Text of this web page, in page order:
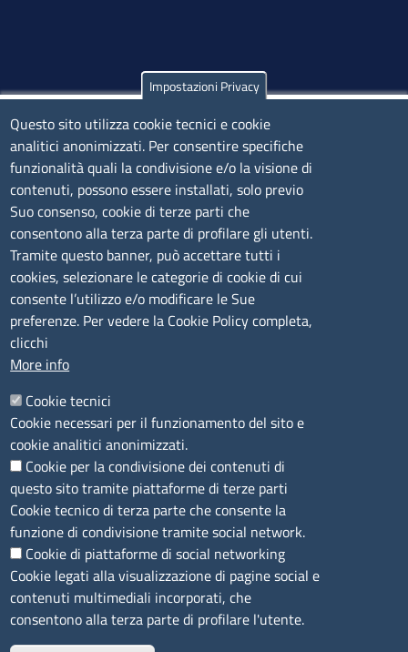
Olbia
Via Nanni 43 - 07026 Olbia
Tel. 0789 66122 | 0789 69580
mail:ufficio.olbia@ss.camcom.it
lunedì al venerdì: 9,00 - 12,00; lunedì pomeriggio: 16,00
- 17,00
CONTATTI
Camera di Commercio, Industria, Artigianato e
Agricoltura di Sassari
P.IVA01047570906
Codice Fiscale 80000930901
Codice Univoco per le fatture elettroniche
LINK UTILI
Segnalazione di illecito
Amministrazione Trasparente
Accesso riservato
Impostazioni Privacy
Questo sito utilizza cookie tecnici e cookie
analitici anonimizzati. Per consentire specifiche
funzionalità quali la condivisione e/o la visione di
contenuti, possono essere installati, solo previo
Suo consenso, cookie di terze parti che
consentono alla terza parte di profilare gli utenti.
Tramite questo banner, può accettare tutti i
cookies, selezionare le categorie di cookie di cui
consente l’utilizzo e/o modificare le Sue
preferenze. Per vedere la Cookie Policy completa,
clicchi
More info
Cookie tecnici
Cookie necessari per il funzionamento del sito e
cookie analitici anonimizzati.
Cookie per la condivisione dei contenuti di
questo sito tramite piattaforme di terze parti
Cookie tecnico di terza parte che consente la
funzione di condivisione tramite social network.
Cookie di piattaforme di social networking
Cookie legati alla visualizzazione di pagine social e
contenuti multimediali incorporati, che
consentono alla terza parte di profilare l'utente.